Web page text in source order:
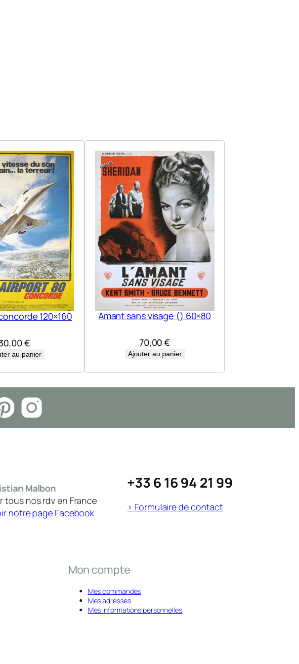
120×160
€
au panier
Amant sans visage () 60×80
70,00€
Ajouter au panier
Malbon
tous nos rdv en France
notre page Facebook
+33 6 16 94 21 99
> Formulaire de contact
Mon compte
Mes commandes
Mes adresses
Mes informations personnelles